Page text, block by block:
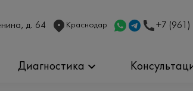
д. 64 Краснодар +7 (961)
Диагностика